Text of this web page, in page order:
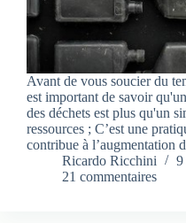
Avant de vous soucier du
est important de savoir
des déchets est plus qu'un
ressources ; C’est une
contribue à l’augmentation
Ricardo Ricchini
9
21 commentaires